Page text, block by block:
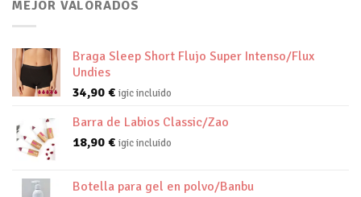
MEJOR VALORADOS
Braga Sleep Short Flujo Super Intenso/Flux
Undies
34,90 € igic incluido
Barra de Labios Classic/Zao
18,90 € igic incluido
Botella para gel en polvo/Banbu